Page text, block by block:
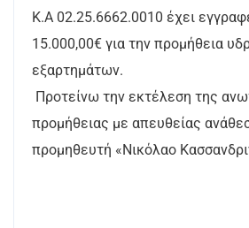
Κ.Α 02.25.6662.0010 έχει
15.000,00€ για την προμήθεια
εξαρτημάτων.
Προτείνω την εκτέλεση της
προμήθειας με απευθείας
προμηθευτή «Νικόλαο